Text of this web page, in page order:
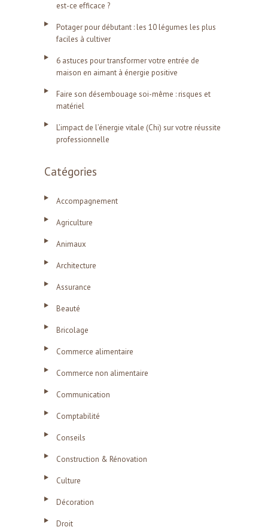
est-ce efficace ?
Potager pour débutant : les 10 légumes les plus
faciles à cultiver
6 astuces pour transformer votre entrée de
maison en aimant à énergie positive
Faire son désembouage soi-même : risques et
matériel
L’impact de l’énergie vitale (Chi) sur votre réussite
professionnelle
Catégories
Accompagnement
Agriculture
Animaux
Architecture
Assurance
Beauté
Bricolage
Commerce alimentaire
Commerce non alimentaire
Communication
Comptabilité
Conseils
Construction & Rénovation
Culture
Décoration
Droit